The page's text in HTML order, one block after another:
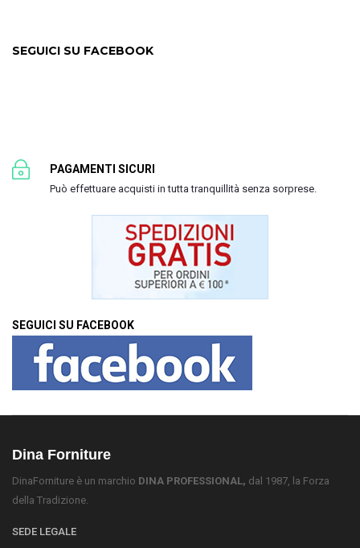
SEGUICI SU FACEBOOK
PAGAMENTI SICURI
Può effettuare acquisti in tutta tranquillità senza sorprese.
SEGUICI SU FACEBOOK
Dina Forniture
DinaForniture è un marchio DINA PROFESSIONAL, dal 1987, la Forza
della Tradizione.
SEDE LEGALE